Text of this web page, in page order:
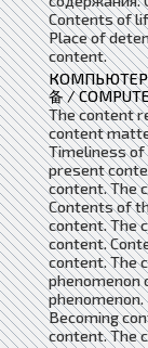
Contents of
Place of
content.
备 /
The content
content
Timeliness
present
content. The
Contents of
content. The
content.
content. The
phenomenon
Becoming
content. The